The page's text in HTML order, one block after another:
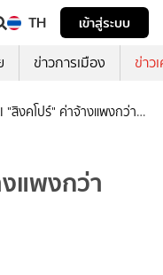
TH
เข้าสู่ระบบ
ข่าวการเมือง ข่าว
"สิงคโปร์" ค่าจ้างแพงกว่า
แพงกว่า